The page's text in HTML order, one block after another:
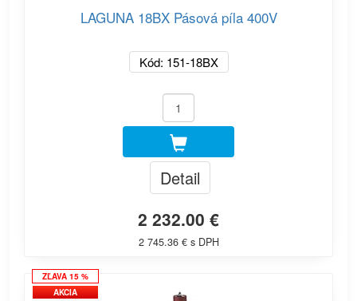
LAGUNA 18BX Pásová píla 400V
Kód: 151-18BX
Detail
2 232.00 €
2 745.36 € s DPH
ZĽAVA 15 %
AKCIA